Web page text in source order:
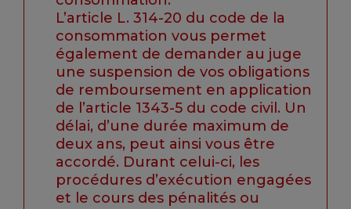
L’article L. 314-20 du code de la
consommation vous permet
également de demander au juge
une suspension de vos obligations
de remboursement en application
de l’article 1343-5 du code civil. Un
délai, d’une durée maximum de
deux ans, peut ainsi vous être
accordé. Durant celui-ci, les
procédures d’exécution engagées
et le cours des pénalités ou